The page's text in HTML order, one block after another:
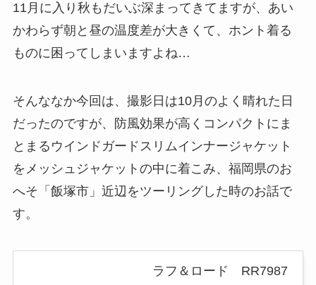
11月に入り秋もだいぶ深まってきてますが、あい
かわらず朝と昼の温度差が大きくて、ホント着る
ものに困ってしまいますよね…
そんななか今回は、撮影日は10月のよく晴れた日
だったのですが、防風効果が高くコンパクトにま
とまるウインドガードスリムインナージャケット
をメッシュジャケットの中に着こみ、福岡県のお
へそ「飯塚市」近辺をツーリングした時のお話で
す。
ラフ＆ロード RR7987